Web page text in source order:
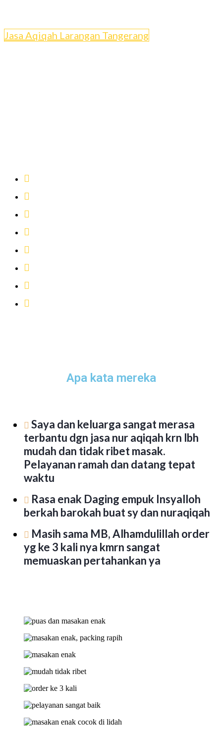
Jasa Aqiqah Larangan Tangerang
Apa kata mereka
Saya dan keluarga sangat merasa
terbantu dgn jasa nur aqiqah krn lbh
mudah dan tidak ribet masak.
Pelayanan ramah dan datang tepat
waktu
Rasa enak Daging empuk Insyalloh
berkah barokah buat sy dan nuraqiqah
Masih sama MB, Alhamdulillah order
yg ke 3 kali nya kmrn sangat
memuaskan pertahankan ya